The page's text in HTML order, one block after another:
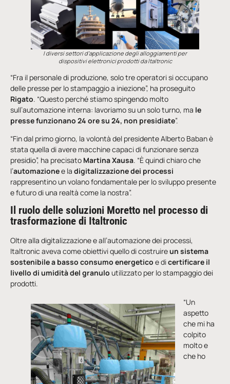
I diversi settori d’applicazione degli alloggiamenti per
dispositivi elettronici prodotti da ltaltronic
“Fra il personale di produzione, solo tre operatori si occupano
delle presse per lo stampaggio a iniezione”, ha proseguito
Rigato. “Questo perché stiamo spingendo molto
sull’automazione interna: lavoriamo su un solo turno, ma le
presse funzionano 24 ore su 24, non presidiate”.
“Fin dal primo giorno, la volontà del presidente Alberto Baban è
stata quella di avere macchine capaci di funzionare senza
presidio”, ha precisato Martina Xausa. “È quindi chiaro che
l’automazionee la digitalizzazione dei processi
rappresentino un volano fondamentale per lo sviluppo presente
e futuro di una realtà come la nostra”.
Il ruolo delle soluzioni Moretto nel processo di
trasformazione di Italtronic
Oltre alla digitalizzazione e all’automazione dei processi,
Italtronic aveva come obiettivi quello di costruireun sistema
sostenibile a basso consumo energetico e dicertificare il
livello di umidità del granulo utilizzato per lo stampaggio dei
prodotti.
“Un
aspetto
che mi ha
colpito
molto e
che ho